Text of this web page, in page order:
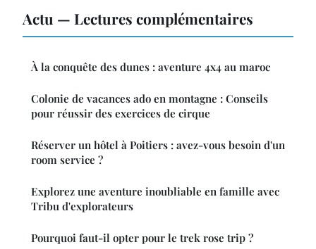
Actu — Lectures complémentaires
À la conquête des dunes : aventure 4x4 au maroc
Colonie de vacances ado en montagne : Conseils
pour réussir des exercices de cirque
Réserver un hôtel à Poitiers : avez-vous besoin d'un
room service ?
Explorez une aventure inoubliable en famille avec
Tribu d'explorateurs
Pourquoi faut-il opter pour le trek rose trip ?